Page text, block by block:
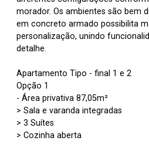
morador. Os ambientes são bem
em concreto armado possibilita
personalização, unindo
detalhe.
Apartamento Tipo - final 1 e 2
Opção 1
- Área privativa 87,05m²
> Sala e varanda integradas
> 3 Suítes
> Cozinha aberta